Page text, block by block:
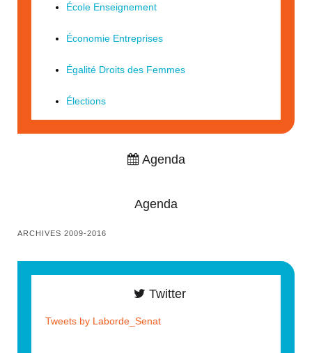
École Enseignement
Économie Entreprises
Égalité Droits des Femmes
Élections
Agenda
Agenda
ARCHIVES 2009-2016
Twitter
Tweets by Laborde_Senat